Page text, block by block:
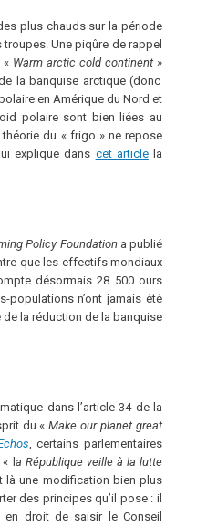
plus chauds sur la période
troupes. Une piqûre de rappel
« Warm arctic cold continent »
la banquise arctique (donc
en Amérique du Nord et
polaire sont bien liées au
théorie du « frigo » ne repose
explique dans cet articlela
Policy Foundationa publié
que les effectifs mondiaux
désormais 28 500 ours
populations n’ont jamais été
la réduction de la banquise
dans l’article 34 de la
du «Make our planet great
, certains parlementaires
la République veille à la lutte
là une modification bien plus
des principes qu’il pose : il
en droit de saisir le Conseil